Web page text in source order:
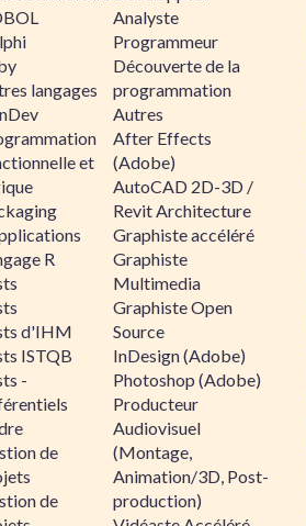
langages
et
R
d'IHM
ISTQB
-
de
de
Analyste
Programmeur
Découverte de la
programmation
Autres
After Effects
(Adobe)
AutoCAD 2D-3D /
Revit Architecture
Graphiste accéléré
Graphiste
Multimedia
Graphiste Open
Source
InDesign (Adobe)
Photoshop (Adobe)
Producteur
Audiovisuel
(Montage,
Animation/3D, Post-
production)